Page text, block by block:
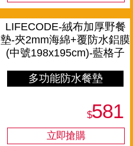
多功能防水餐墊
LIFECODE-絨布加厚野餐
墊-夾2mm海綿+覆防水鋁膜
(中號198x195cm)-藍格子
$581